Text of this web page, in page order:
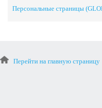
Персональные страницы
Перейти на главную страницу